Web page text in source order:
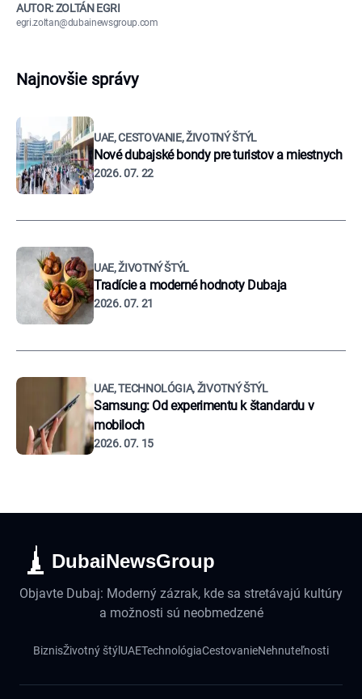
AUTOR: ZOLTÁN EGRI
egri.zoltan@dubainewsgroup.com
Najnovšie správy
UAE, CESTOVANIE, ŽIVOTNÝ ŠTÝL
Nové dubajské bondy pre turistov a miestnych
2026. 07. 22
UAE, ŽIVOTNÝ ŠTÝL
Tradície a moderné hodnoty Dubaja
2026. 07. 21
UAE, TECHNOLÓGIA, ŽIVOTNÝ ŠTÝL
Samsung: Od experimentu k štandardu v
mobiloch
2026. 07. 15
DubaiNewsGroup
Objavte Dubaj: Moderný zázrak, kde sa stretávajú kultúry
a možnosti sú neobmedzené
BiznisŽivotný štýl UAETechnológiaCestovanieNehnuteľnosti